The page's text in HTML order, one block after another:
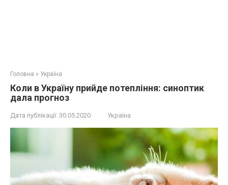
Головна » Україна
Коли в Україну прийде потепління: синоптик
дала прогноз
Дата публікації: 30.05.2020 Україна